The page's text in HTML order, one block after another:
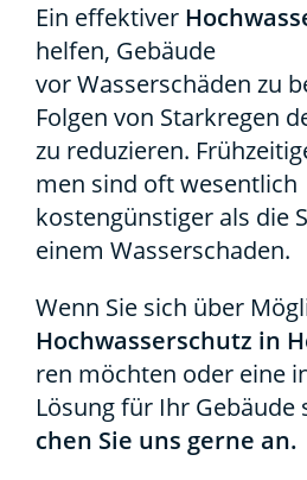
Ein effek­ti­ver
hel­fen, Gebäu­de
vor Was­ser­schä­den zu
Fol­gen von Stark­re­gen
zu redu­zie­ren.
men sind oft wesent­lich
kos­ten­güns­ti­ger als die
einem Was­ser­scha­den.
Wenn Sie sich über
Hoch­was­ser­schutz in
ren möch­ten oder eine
Lösung für Ihr Gebäu­de
chen Sie uns ger­ne an.